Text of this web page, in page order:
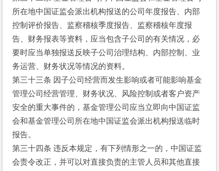
所在地中国证监会派出机构报送的公司年度报告、内部
控制评价报告、监察稽核季度报告、监察稽核年度报
告、财务报表等资料，应当包含子公司的有关情况，必
要时应当单独报送反映子公司治理结构、内部控制、业
务运营、财务状况等情况的资料。
第三十三条 因子公司经营而发生影响或者可能影响基金
管理公司经营管理、财务状况、风险控制或者客户资产
安全的重大事件的，基金管理公司应当立即向中国证监
会和基金管理公司所在地中国证监会派出机构报送临时
报告。
第三十四条 违反本规定，有下列情形之一的，中国证监
会责令改正，并可以对直接负责的主管人员和其他直接